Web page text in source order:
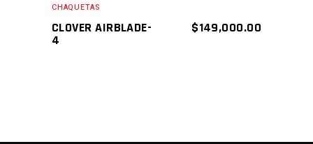
AÑADIR AL CARRITO
CHAQUETAS
CLOVER AIRBLADE-
4
$149,000.00